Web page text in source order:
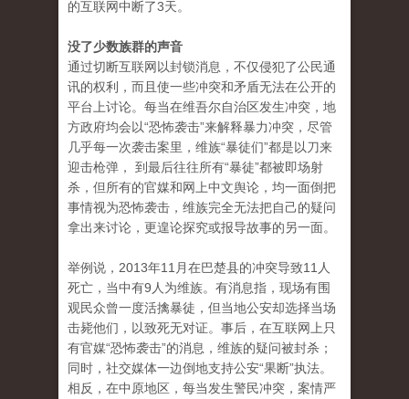
的互联网中断了3天。
没了少数族群的声音
通过切断互联网以封锁消息，不仅侵犯了公民通
讯的权利，而且使一些冲突和矛盾无法在公开的
平台上讨论。每当在维吾尔自治区发生冲突，地
方政府均会以“恐怖袭击”来解释暴力冲突，尽管
几乎每一次袭击案里，维族“暴徒们”都是以刀来
迎击枪弹， 到最后往往所有“暴徒”都被即场射
杀，但所有的官媒和网上中文舆论，均一面倒把
事情视为恐怖袭击，维族完全无法把自己的疑问
拿出来讨论，更遑论探究或报导故事的另一面。
举例说，2013年11月在巴楚县的冲突导致11人
死亡，当中有9人为维族。有消息指，现场有围
观民众曾一度活擒暴徒，但当地公安却选择当场
击毙他们，以致死无对证。事后，在互联网上只
有官媒“恐怖袭击”的消息，维族的疑问被封杀；
同时，社交媒体一边倒地支持公安“果断”执法。
相反，在中原地区，每当发生警民冲突，案情严